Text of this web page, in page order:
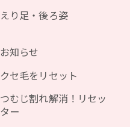
えり足・後ろ姿
お知らせ
クセ毛をリセット
つむじ割れ解消！リセッ
ター